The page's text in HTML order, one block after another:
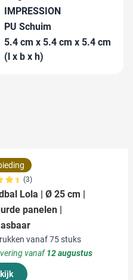
Ook delen we
onze site met onze
en analyse. Deze
combineren met andere
IMPRESSION
PU Schuim
5.4 cm x 5.4 cm x 5.4 cm
(l x b x h)
(3)
Lola | Ø 25 cm |
panelen |
vanaf 75 stuks
vanaf12 augustus